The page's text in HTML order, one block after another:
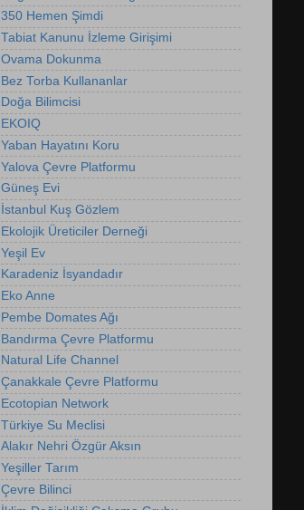
350 Hemen Şimdi
Tabiat Kanunu İzleme Girişimi
Ovama Dokunma
Bez Torba Kullananlar
Doğa Bilimcisi
EKOIQ
Yaban Hayatını Koru
Yalova Çevre Platformu
Güneş Evi
İstanbul Kuş Gözlem
Ekolojik Üreticiler Derneği
Yeşil Ev
Karadeniz İsyandadır
Eko Anne
Pembe Domates Ağı
Bandırma Çevre Platformu
Natural Life Channel
Çanakkale Çevre Platformu
Ecotopian Network
Türkiye Su Meclisi
Alakır Nehri Özgür Aksın
Yeşiller Tarım
Çevre Bilinci